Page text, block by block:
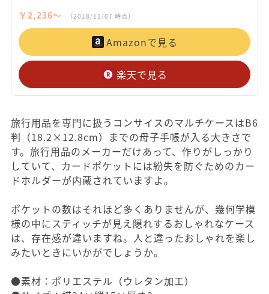
￥2,236〜 （2018/11/07 時点）
Amazonで見る
楽天で見る
旅行用品を専門に扱うコンサイスのマルチケースはB6
判（18.2×12.8cm）までの母子手帳が入る大きさで
す。旅行用品のメーカーだけあって、作りがしっかり
していて、カードポケットには紛失を防ぐためのカー
ドホルダーが内蔵されていますよ。
ポケットの数はそれほど多くありませんが、幾何学模
様の中にスティッチが見え隠れするおしゃれなケース
は、存在感が違いますね。人と違ったおしゃれを楽し
みたいときにいかがでしょうか。
●素材：ポリエステル（ウレタン加工）